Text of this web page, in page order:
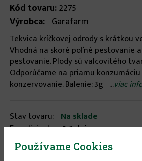
Kód tovaru:2275
Výrobca: Garafarm
Tekvica kríčkovej odrody s krátkou
Vhodná na skoré poľné pestovanie
pestovanie. Plody sú valcovitého
Odporúčame na priamu
konzervovanie. Balenie: 3g ...viac
Stav tovaru: Na sklade
Expedícia do: 1-3 dní
Používame Cookies